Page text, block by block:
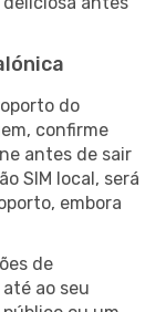
do
confirme
antes de sair
SIM local, será
embora
de
ao seu